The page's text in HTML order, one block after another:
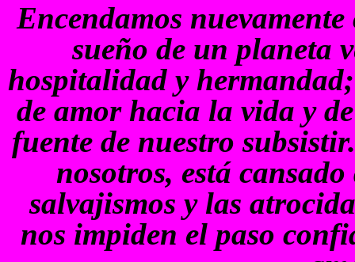
Encendamos
sueño de un planeta
hospitalidad y
de amor hacia la vida y
fuente de nuestro
nosotros, está
salvajismos y las
nos impiden el paso